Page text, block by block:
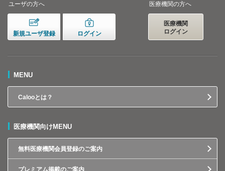
ユーザの方へ
新規ユーザ登録 ログイン
医療機関の方へ
医療機関
ログイン
MENU
Calooとは？
医療機関向けMENU
無料医療機関会員登録のご案内
プレミアム掲載のご案内